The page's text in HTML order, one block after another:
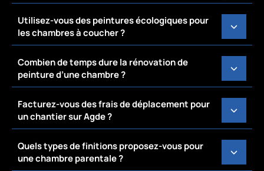
Utilisez-vous des peintures écologiques pour
les chambres à coucher ?
Combien de temps dure la rénovation de
peinture d’une chambre ?
Facturez-vous des frais de déplacement pour
un chantier sur Agde ?
Quels types de finitions proposez-vous pour
une chambre parentale ?